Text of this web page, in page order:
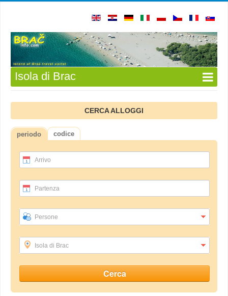
Isola di Brac
CERCA ALLOGGI
periodo codice
Arrivo
Partenza
Persone
Isola di Brac